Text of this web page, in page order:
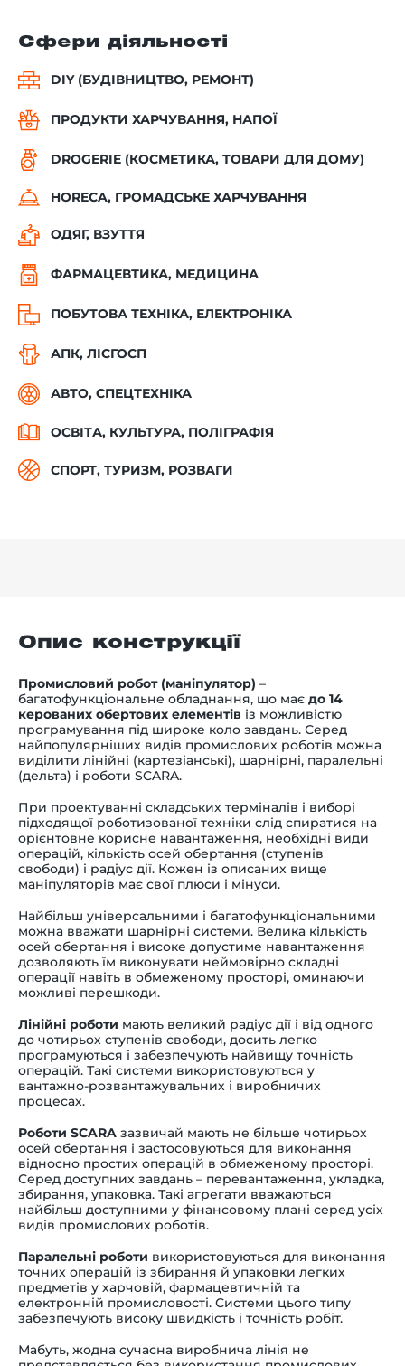
Сфери діяльності
DIY (БУДІВНИЦТВО, РЕМОНТ)
ПРОДУКТИ ХАРЧУВАННЯ, НАПОЇ
DROGERIE (КОСМЕТИКА, ТОВАРИ ДЛЯ ДОМУ)
HORECA, ГРОМАДСЬКЕ ХАРЧУВАННЯ
ОДЯГ, ВЗУТТЯ
ФАРМАЦЕВТИКА, МЕДИЦИНА
ПОБУТОВА ТЕХНІКА, ЕЛЕКТРОНІКА
АПК, ЛІСГОСП
АВТО, СПЕЦТЕХНІКА
ОСВІТА, КУЛЬТУРА, ПОЛІГРАФІЯ
СПОРТ, ТУРИЗМ, РОЗВАГИ
Опис конструкції
Промисловий робот (маніпулятор) –
багатофункціональне обладнання, що має до 14
керованих обертових елементів із можливістю
програмування під широке коло завдань. Серед
найпопулярніших видів промислових роботів можна
виділити лінійні (картезіанські), шарнірні, паралельні
(дельта) і роботи SCARA.
При проектуванні складських терміналів і виборі
підходящої роботизованої техніки слід спиратися на
орієнтовне корисне навантаження, необхідні види
операцій, кількість осей обертання (ступенів
свободи) і радіус дії. Кожен із описаних вище
маніпуляторів має свої плюси і мінуси.
Найбільш універсальними і багатофункціональними
можна вважати шарнірні системи. Велика кількість
осей обертання і високе допустиме навантаження
дозволяють їм виконувати неймовірно складні
операції навіть в обмеженому просторі, оминаючи
можливі перешкоди.
Лінійні роботи мають великий радіус дії і від одного
до чотирьох ступенів свободи, досить легко
програмуються і забезпечують найвищу точність
операцій. Такі системи використовуються у
вантажно-розвантажувальних і виробничих
процесах.
Роботи SCARA зазвичай мають не більше чотирьох
осей обертання і застосовуються для виконання
відносно простих операцій в обмеженому просторі.
Серед доступних завдань – перевантаження, укладка,
збирання, упаковка. Такі агрегати вважаються
найбільш доступними у фінансовому плані серед усіх
видів промислових роботів.
Паралельні роботи використовуються для виконання
точних операцій із збирання й упаковки легких
предметів у харчовій, фармацевтичній та
електронній промисловості. Системи цього типу
забезпечують високу швидкість і точність робіт.
Мабуть, жодна сучасна виробнича лінія не